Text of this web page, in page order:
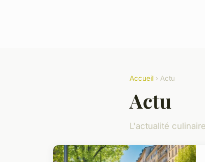
Accueil › Actu
Actu
L'actualité culinaire